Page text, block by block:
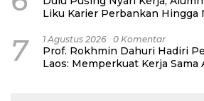
Liku Karier Perbankan Hingga
7 1 Agustus 2026 0 Komentar
Prof. Rokhmin Dahuri Hadiri Pertemuan AAWC di
Laos: Memperkuat Kerja